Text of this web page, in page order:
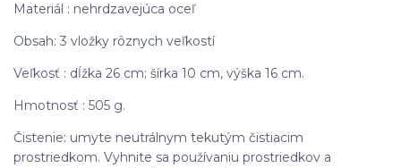
Materiál : nehrdzavejúca oceľ
Obsah: 3 vložky rôznych veľkostí
Veľkosť : dĺžka 26 cm; šírka 10 cm, výška 16 cm.
Hmotnosť : 505 g.
Čistenie: umyte neutrálnym tekutým čistiacim
prostriedkom. Vyhnite sa používaniu prostriedkov a